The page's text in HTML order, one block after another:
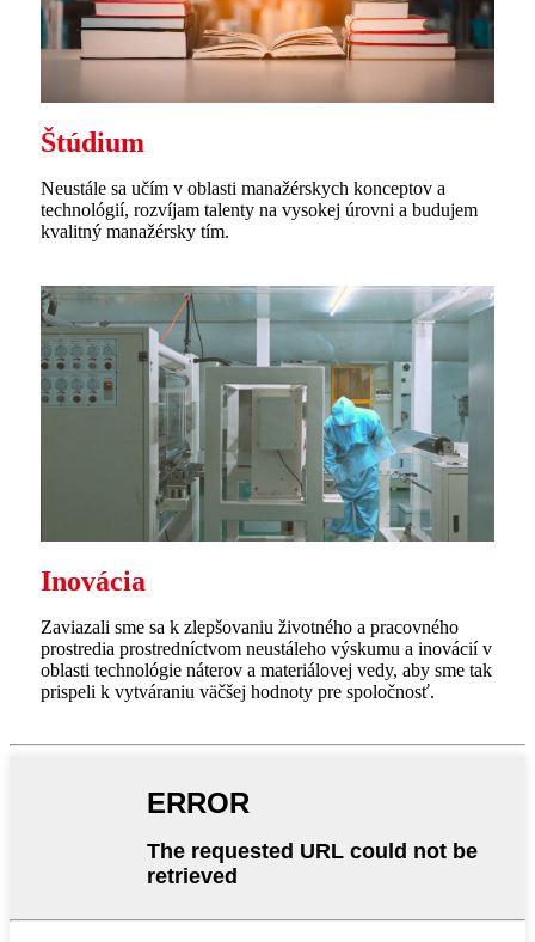
Štúdium
Neustále sa učím v oblasti manažérskych konceptov a
technológií, rozvíjam talenty na vysokej úrovni a budujem
kvalitný manažérsky tím.
Inovácia
Zaviazali sme sa k zlepšovaniu životného a pracovného
prostredia prostredníctvom neustáleho výskumu a inovácií v
oblasti technológie náterov a materiálovej vedy, aby sme tak
prispeli k vytváraniu väčšej hodnoty pre spoločnosť.